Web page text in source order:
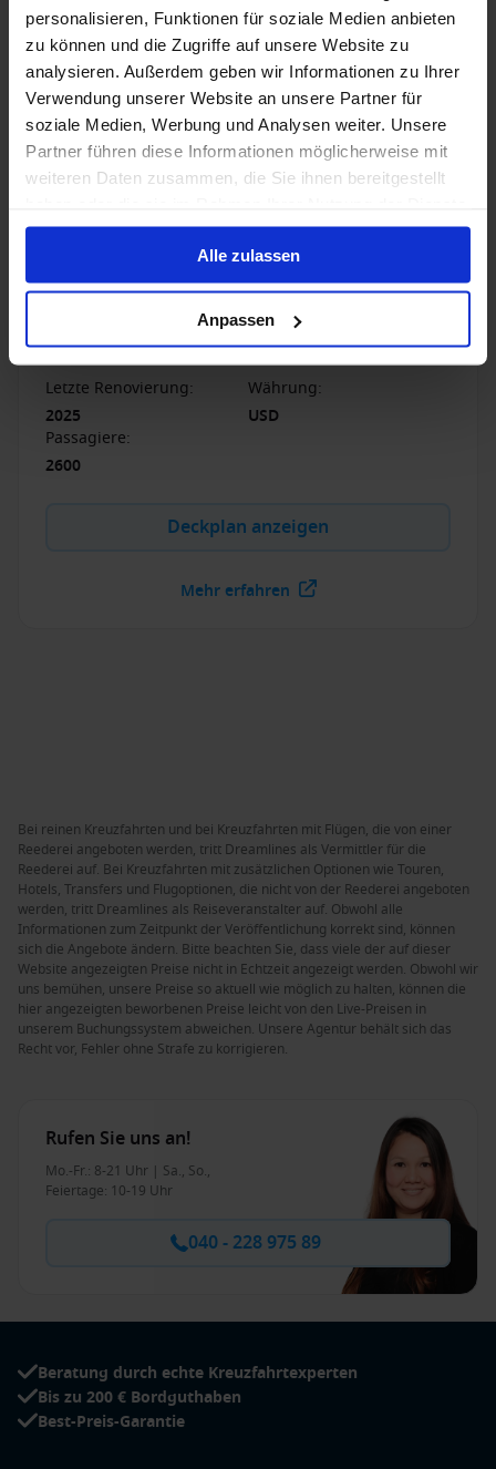
personalisieren, Funktionen für soziale Medien anbieten
zu können und die Zugriffe auf unsere Website zu
analysieren. Außerdem geben wir Informationen zu Ihrer
Verwendung unserer Website an unsere Partner für
soziale Medien, Werbung und Analysen weiter. Unsere
Partner führen diese Informationen möglicherweise mit
weiteren Daten zusammen, die Sie ihnen bereitgestellt
gesammelt haben.
Alle zulassen
Anpassen
der Reiseabbruch bei schwerer Seekrankheit
Krankenversicherung, Notfall-Versicherung inklusive
weltweitem Notruf-Service mit Dolmetscher, Reise-
Unfallversicherung, Reisegepäck-Versicherung und
Reise-Haftpflichtversicherung.
1 / 17
12 Bewertungen
Die Grand Princess vereint Tradition und Moderne in
einem luxuriösen Ambiente. Auf 13 Decks verteilt
Unterhaltungsangebot und zahlreiche
Besonderheiten.
Letzte Renovierung:
2025
Währung:
USD
Passagiere:
2600
Deckplan anzeigen
Mehr erfahren
Bei reinen Kreuzfahrten und bei Kreuzfahrten mit Flügen, die von einer
Reederei angeboten werden, tritt Dreamlines als Vermittler für die
Reederei auf. Bei Kreuzfahrten mit zusätzlichen Optionen wie Touren,
Hotels, Transfers und Flugoptionen, die nicht von der Reederei angeboten
werden, tritt Dreamlines als Reiseveranstalter auf. Obwohl alle
Informationen zum Zeitpunkt der Veröffentlichung korrekt sind, können
sich die Angebote ändern. Bitte beachten Sie, dass viele der auf dieser
Website angezeigten Preise nicht in Echtzeit angezeigt werden. Obwohl wir
uns bemühen, unsere Preise so aktuell wie möglich zu halten, können die
hier angezeigten beworbenen Preise leicht von den Live-Preisen in
unserem Buchungssystem abweichen. Unsere Agentur behält sich das
Recht vor, Fehler ohne Strafe zu korrigieren.
Rufen Sie uns an!
Mo.-Fr.: 8-21 Uhr | Sa., So.,
Feiertage: 10-19 Uhr
040 - 228 975 89
Beratung durch echte Kreuzfahrtexperten
Bis zu 200 € Bordguthaben
Best-Preis-Garantie